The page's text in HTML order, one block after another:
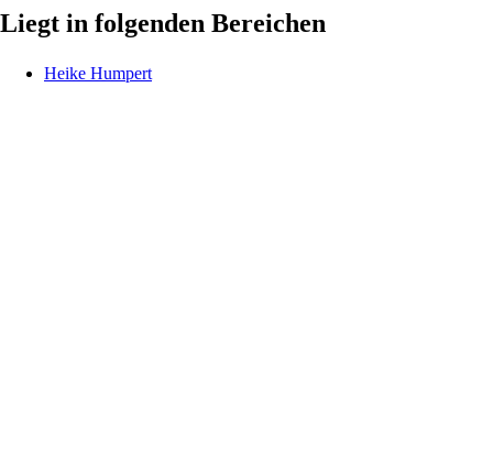
Liegt in folgenden Bereichen
Heike Humpert